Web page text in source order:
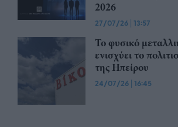
2026
27/07/26 | 13:57
Το φυσικό
ενισχύει το
της Ηπείρου
24/07/26 | 16:45